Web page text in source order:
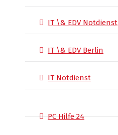
IT \& EDV Notdienst
IT \& EDV Berlin
IT Notdienst
PC Hilfe 24